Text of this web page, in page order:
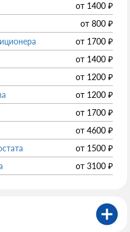
от 1400 ₽
от 800 ₽
от 1700 ₽
от 1400 ₽
от 1200 ₽
от 1200 ₽
от 1700 ₽
от 4600 ₽
от 1500 ₽
от 3100 ₽